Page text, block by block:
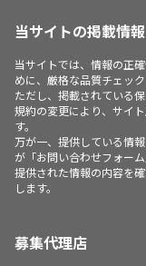
当サイトの掲載情
当サイトでは、情報の正
めに、厳格な品質チェッ
ただし、掲載されている
規約の変更により、サイ
す。
万が一、提供している情
が「お問い合わせフォー
提供された情報の内容を
します。
募集代理店